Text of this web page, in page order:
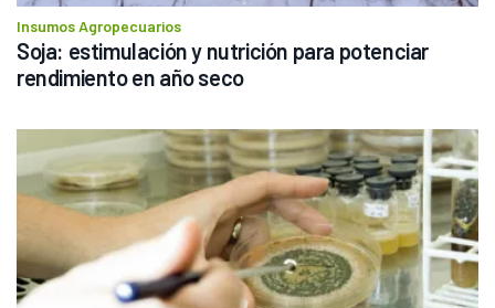
Insumos Agropecuarios
Soja: estimulación y nutrición para potenciar
rendimiento en año seco